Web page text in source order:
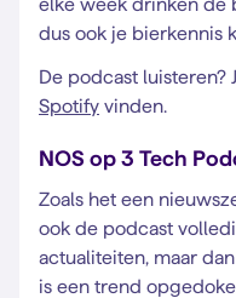
elke week drinken de
dus ook je bierkennis
De podcast luisteren?
Spotify vinden.
NOS op 3 Tech
Zoals het een
ook de podcast
actualiteiten, maar
is een trend